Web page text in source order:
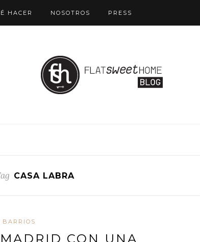
HACER NOSOTROS PRESS
CASA LABRA
BARRIOS
CON UNA